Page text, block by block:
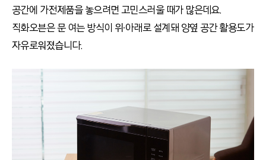
공간에 가전제품을 놓으려면 고민스러울 때가 많은데요.
직화오븐은 문 여는 방식이 위∙아래로 설계돼 양옆 공간 활용도가
자유로워졌습니다.